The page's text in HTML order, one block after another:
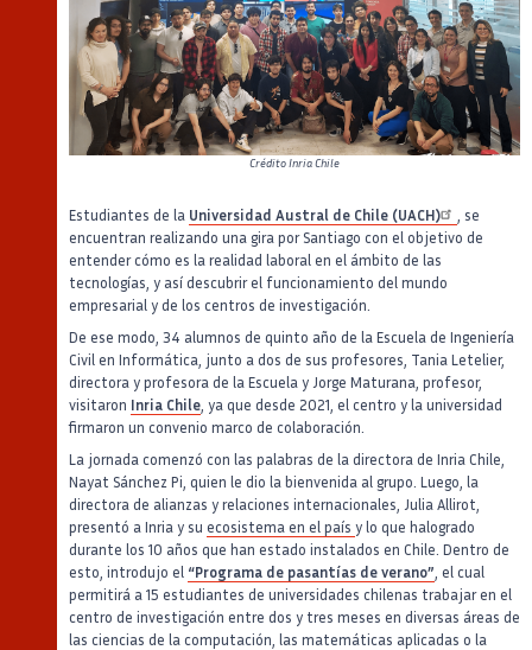
CréditoInria Chile
Estudiantes de la Universidad Austral de Chile (UACH)
, se
encuentran realizando una gira por Santiago con el objetivo de
entender cómo es la realidad laboral en el ámbito de las
tecnologías, y así descubrir el funcionamiento del mundo
empresarial y de los centros de investigación.
De ese modo, 34 alumnos de quinto año de la Escuela de Ingeniería
Civil en Informática, junto a dos de sus profesores, Tania Letelier,
directora y profesora de la Escuela y Jorge Maturana, profesor,
visitaron Inria Chile , ya que desde 2021, el centro y la universidad
firmaron un convenio marco de colaboración.
La jornada comenzó con las palabras de la directora de Inria Chile,
Nayat Sánchez Pi, quien le dio la bienvenida al grupo. Luego, la
directora de alianzas y relaciones internacionales, Julia Allirot,
presentó a Inria y su ecosistema en el país y lo que halogrado
durante los 10 años que han estado instalados en Chile. Dentro de
esto, introdujo el “Programa de pasantías de verano” , el cual
permitirá a 15 estudiantes de universidades chilenas trabajar en el
centro de investigación entre dos y tres meses en diversas áreas de
las ciencias de la computación, las matemáticas aplicadas o la